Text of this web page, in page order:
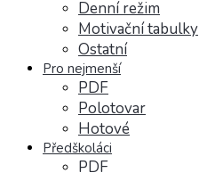
Denní režim
Motivační tabulky
Ostatní
Pro nejmenší
PDF
Polotovar
Hotové
Předškoláci
PDF